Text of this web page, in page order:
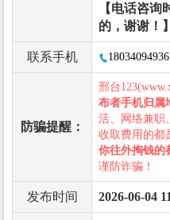
【电话咨询
的，谢谢！】
联系手机 18034094936
防骗提醒：
邢台
布者手机归属
活、网络兼职
收取费用的都
你往外掏钱的
谨防诈骗！
发布时间 2026-06-04